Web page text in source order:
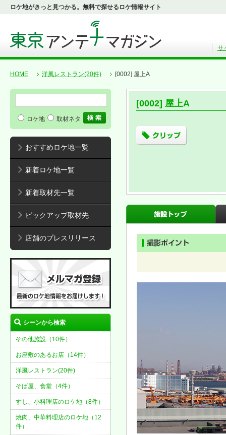
ロケ地がきっと見つかる。無料で探せるロケ情報サイト
サ
HOME 洋風レストラン(20件) [0002] 屋上A
ロケ地 取材ネタ
おすすめロケ地一覧
新着ロケ地一覧
新着取材先一覧
ピックアップ取材先
店舗のプレスリリース
シーンから検索
その他施設（10件）
お座敷のあるお店（14件）
洋風レストラン(20件)
そば屋、食堂（4件）
すし、小料理店のロケ地（8件）
焼肉、中華料理店のロケ地（12
件）
[0002] 屋上A